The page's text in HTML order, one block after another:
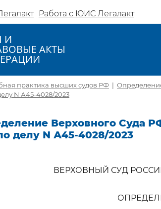
Работа с ЮИС Легалакт
И
АКТЫ
практика высших судов РФ |
N А45-4028/2023
Верховного Суда
делу N А45-4028/2023
ВЕРХОВНЫЙ СУД